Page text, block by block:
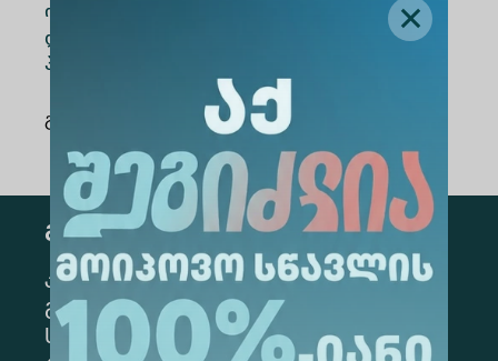
ორგანიზებას, სასწავლო მასალებისა და
ლიტერატურის გაცვლას, ერთობლივი
პროგრამების განვითარებას.
გაზიარება
გამოწერა
კონკრეტული მიმართულების
გამოსაწერად, მონიშნეთ შესაბამისი
სექცია